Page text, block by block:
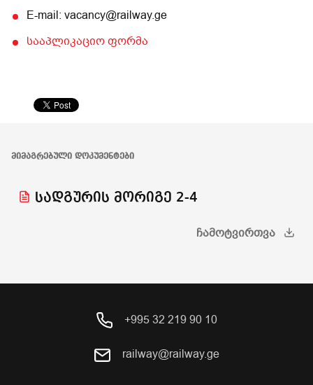
E-mail: vacancy@railway.ge
სააპლიკაციო ფორმა
ᲛᲘᲛᲐᲒᲠᲔᲑᲣᲚᲘ ᲓᲝᲙᲣᲛᲔᲜᲢᲔᲑᲘ
სადგურის მორიგე 2-4
ᲩᲐᲛᲝᲢᲕᲘᲠᲗᲕᲐ
+995 32 219 90 10
railway@railway.ge